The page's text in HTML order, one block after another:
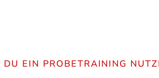
EIN PROBETRAINING